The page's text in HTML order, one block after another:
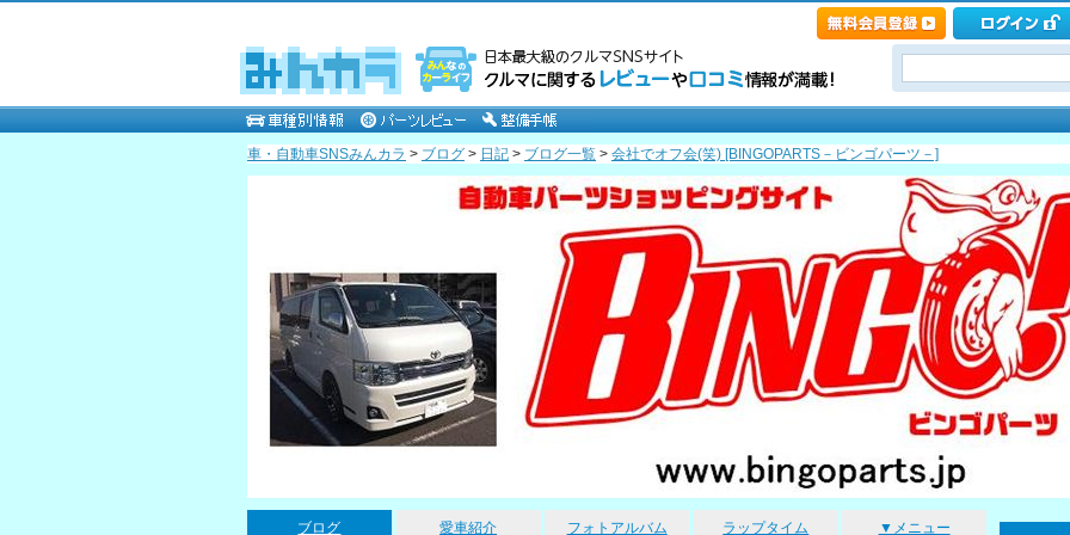
車・自動車SNSみんカラ > ブログ > 日記 > ブログ一覧 > 会社でオフ会(笑) [BINGOPARTS－ビンゴパーツ－]
ブログ 愛車紹介 フォトアルバム ラップタイム ▼メニュー